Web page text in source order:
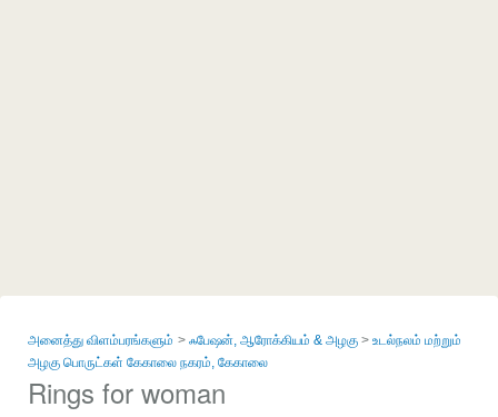
அனைத்து விளம்பரங்களும் ஃபேஷன், ஆரோக்கியம் & அழகு
உடல்நலம் மற்றும்
அழகு பொருட்கள் கேகாலை நகரம், கேகாலை
Rings for woman